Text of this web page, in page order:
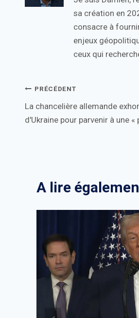
sa création en
consacre à
enjeux
ceux qui
Navigation
de
PRÉCÉDENT
La chancelière allemande
d'Ukraine pour parvenir à une
A lire